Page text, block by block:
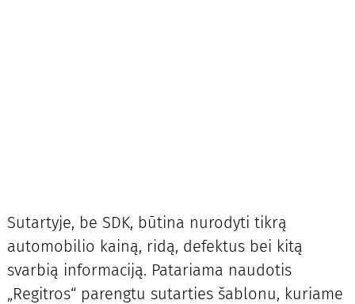
Sutartyje, be SDK, būtina nurodyti tikrą
automobilio kainą, ridą, defektus bei kitą
svarbią informaciją. Patariama naudotis
„Regitros“ parengtu sutarties šablonu, kuriame